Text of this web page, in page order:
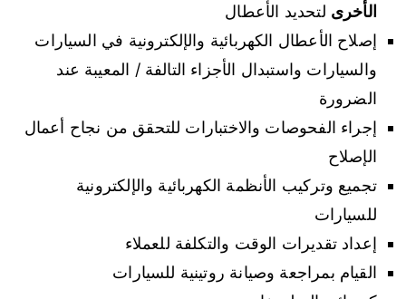
الأخرى لتحديد الأعطال
إصلاح الأعطال الكهربائية والإلكترونية في السيارات
والسيارات واستبدال الأجزاء التالفة / المعيبة عند
الضرورة
إجراء الفحوصات والاختبارات للتحقق من نجاح أعمال
الإصلاح
تجميع وتركيب الأنظمة الكهربائية والإلكترونية
للسيارات
إعداد تقديرات الوقت والتكلفة للعملاء
القيام بمراجعة وصيانة روتينية للسيارات